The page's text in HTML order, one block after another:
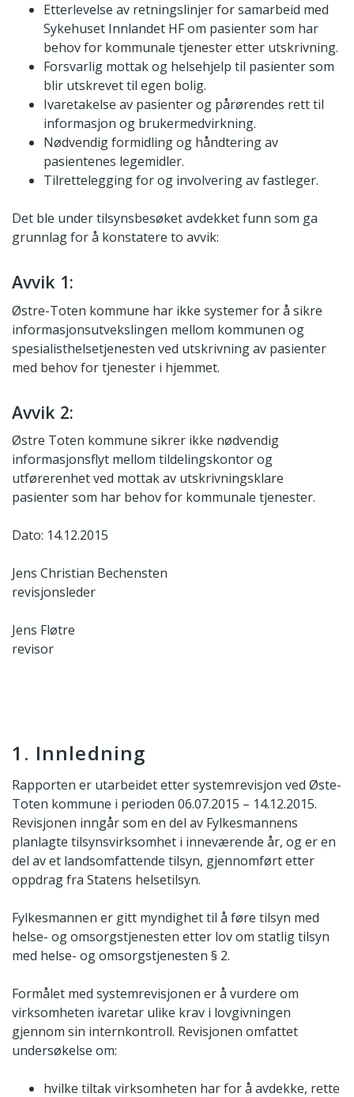
Etterlevelse av retningslinjer for samarbeid med
Sykehuset Innlandet HF om pasienter som har
behov for kommunale tjenester etter utskrivning.
Forsvarlig mottak og helsehjelp til pasienter som
blir utskrevet til egen bolig.
Ivaretakelse av pasienter og pårørendes rett til
informasjon og brukermedvirkning.
Nødvendig formidling og håndtering av
pasientenes legemidler.
Tilrettelegging for og involvering av fastleger.
Det ble under tilsynsbesøket avdekket funn som ga
grunnlag for å konstatere to avvik:
Avvik 1:
Østre-Toten kommune har ikke systemer for å sikre
informasjonsutvekslingen mellom kommunen og
spesialisthelsetjenesten ved utskrivning av pasienter
med behov for tjenester i hjemmet.
Avvik 2:
Østre Toten kommune sikrer ikke nødvendig
informasjonsflyt mellom tildelingskontor og
utførerenhet ved mottak av utskrivningsklare
pasienter som har behov for kommunale tjenester.
Dato: 14.12.2015
Jens Christian Bechensten
revisjonsleder
Jens Fløtre
revisor
1. Innledning
Rapporten er utarbeidet etter systemrevisjon ved Øste-
Toten kommune i perioden 06.07.2015 – 14.12.2015.
Revisjonen inngår som en del av Fylkesmannens
planlagte tilsynsvirksomhet i inneværende år, og er en
del av et landsomfattende tilsyn, gjennomført etter
oppdrag fra Statens helsetilsyn.
Fylkesmannen er gitt myndighet til å føre tilsyn med
helse- og omsorgstjenesten etter lov om statlig tilsyn
med helse- og omsorgstjenesten § 2.
Formålet med systemrevisjonen er å vurdere om
virksomheten ivaretar ulike krav i lovgivningen
gjennom sin internkontroll. Revisjonen omfattet
undersøkelse om:
hvilke tiltak virksomheten har for å avdekke, rette